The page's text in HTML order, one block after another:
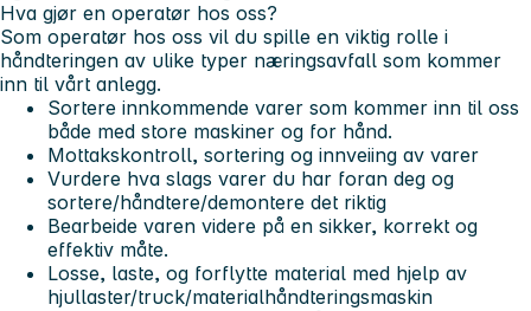
Hva gjør en operatør hos oss?
Som operatør hos oss vil du spille en viktig rolle i
håndteringen av ulike typer næringsavfall som kommer
inn til vårt anlegg.
Sortere innkommende varer som kommer inn til oss
både med store maskiner og for hånd.
Mottakskontroll, sortering og innveiing av varer
Vurdere hva slags varer du har foran deg og
sortere/håndtere/demontere det riktig
Bearbeide varen videre på en sikker, korrekt og
effektiv måte.
Losse, laste, og forflytte material med hjelp av
hjullaster/truck/materialhåndteringsmaskin